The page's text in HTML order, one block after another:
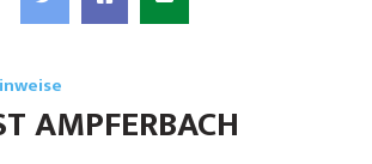
AMPFERBACH